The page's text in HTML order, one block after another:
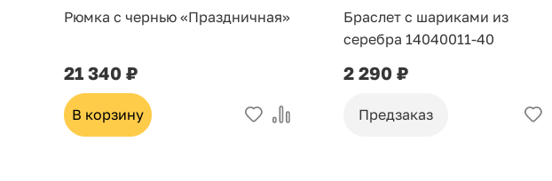
Рюмка с чернью «Праздничная»
21 340 ₽
В корзину
Браслет с шариками из
серебра 14040011-40
2 290 ₽
Предзаказ